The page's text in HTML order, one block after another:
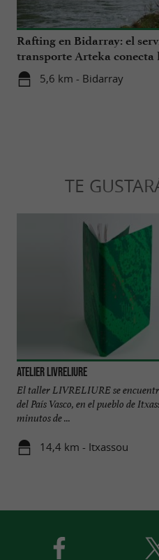
Rafting en Bidarray: el
transporte Arteka conecta
vasca con el río Nive todos
de este verano.
5,6 km - Bidarray
TE
Atelier Livreliure
El taller LIVRELIURE se
del País Vasco, en el pueblo de
minutos de ...
14,4 km - Itxassou